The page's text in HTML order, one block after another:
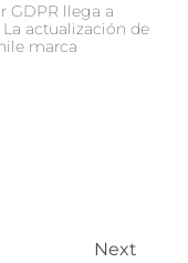
GDPR llega a
actualización de
marca
Next